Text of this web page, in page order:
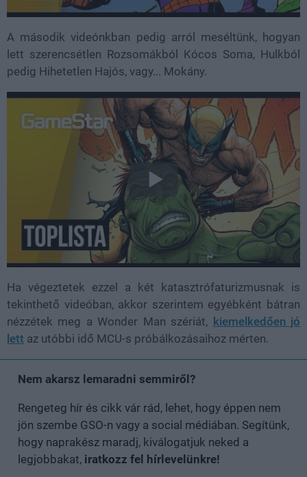
A második videónkban pedig arról meséltünk, hogyan
lett szerencsétlen Rozsomákból Kócos Soma, Hulkból
pedig Hihetetlen Hajós, vagy... Mokány.
Ha végeztetek ezzel a két katasztrófaturizmusnak is
tekinthető videóban, akkor szerintem egyébként bátran
nézzétek meg a Wonder Man szériát, kiemelkedően jó
lett az utóbbi idő MCU-s próbálkozásaihoz mérten.
Nem akarsz lemaradni semmiről?
Rengeteg hír és cikk vár rád, lehet, hogy éppen nem
jön szembe GSO-n vagy a social médiában. Segítünk,
hogy naprakész maradj, kiválogatjuk neked a
legjobbakat, iratkozz fel hírlevelünkre!